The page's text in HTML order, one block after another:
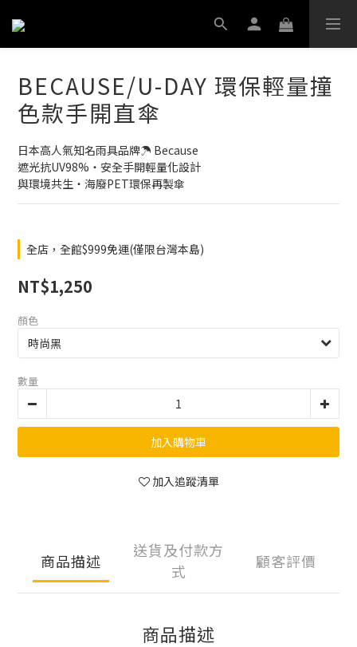
BECAUSE/U-DAY 環保輕量撞
色款手開直傘
日本高人氣知名雨具品牌☂ Because
遮光抗UV98%‧安全手開輕量化設計
與環境共生‧海廢PET環保再製傘
全店，全館$999免運(僅限台灣本島)
NT$1,250
顏色
數量
加入購物車
加入追蹤清單
商品描述
送貨及付款方
式
顧客評價
商品描述